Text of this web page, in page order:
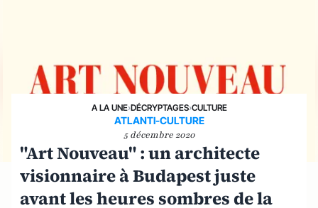
A LA UNE›DÉCRYPTAGES›CULTURE
ATLANTI-CULTURE
5 décembre 2020
"Art Nouveau" : un architecte
visionnaire à Budapest juste
avant les heures sombres de la